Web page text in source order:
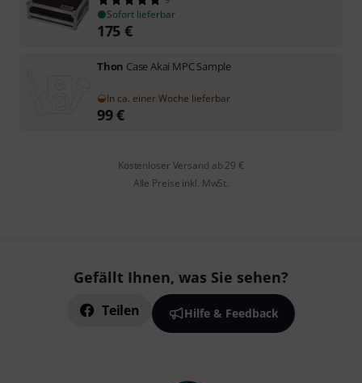
Sofort lieferbar
175 €
Thon Case Akai MPC Sample
In ca. einer Woche lieferbar
99€
Kostenloser Versand ab 29 €
Alle Preise inkl. MwSt.
Gefällt Ihnen, was Sie sehen?
Teilen Hilfe & Feedback